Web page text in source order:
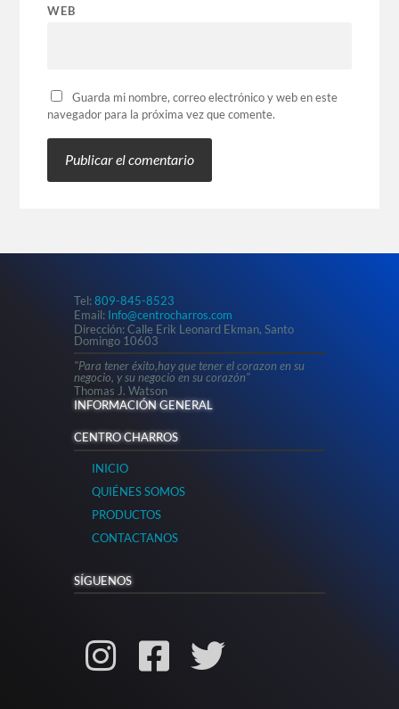
WEB
Guarda mi nombre, correo electrónico y web en este
navegador para la próxima vez que comente.
Tel:809-845-8523
Email: Info@centrocharros.com
Dirección: Calle Erik Leonard Ekman, Santo
Domingo 10603
"Para tener éxito,hay que tener el corazon en su
negocio, y su negocio en su corazón"
Thomas J. Watson
INFORMACIÓN GENERAL
CENTRO CHARROS
INICIO
QUIÉNES SOMOS
PRODUCTOS
CONTACTANOS
SÍGUENOS